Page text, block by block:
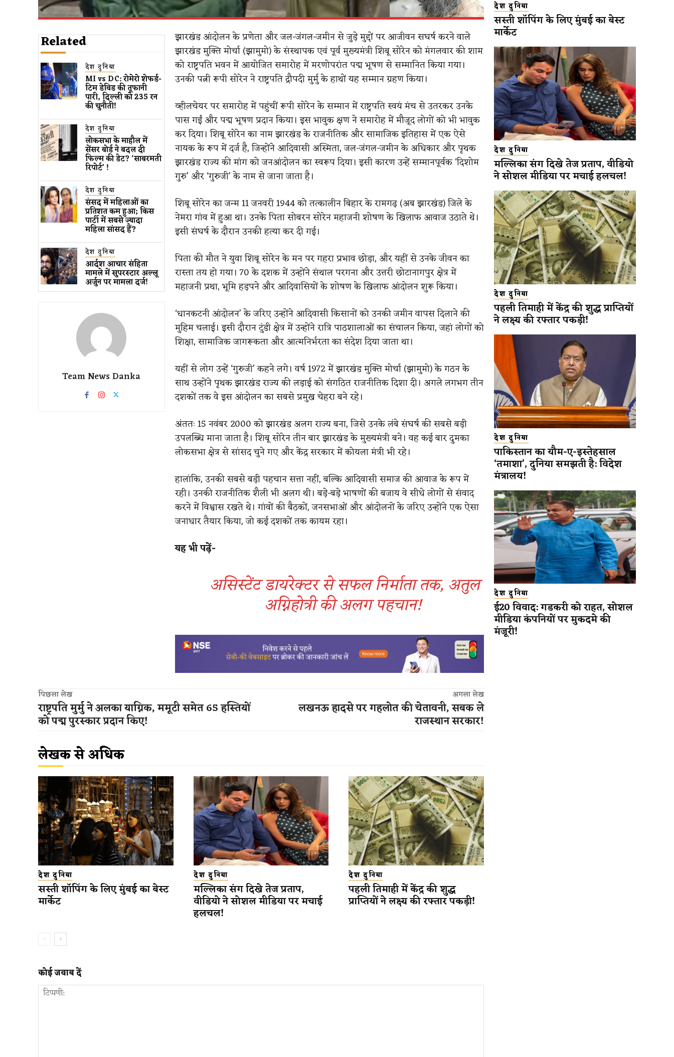
Related
देश दुनिया
MI vs DC: रोमेरो शेफर्ड-
टिम डेविड की तूफानी
पारी, दिल्ली को 235 रन
की चुनौती!
देश दुनिया
लोकसभा के माहौल में
सेंसर बोर्ड ने बदल दी
फिल्म की डेट? ‘साबरमती
रिपोर्ट’ !
देश दुनिया
संसद में महिलाओं का
प्रतिशत कम ​हुआ​; किस
पार्टी में सबसे ज्यादा
महिला सांसद हैं?
देश दुनिया
आर्दश आचार संहिता
मामले में सुपरस्टार अल्लू
अर्जुन पर मामला दर्ज!
Team News Danka
झारखंड आंदोलन के प्रणेता और जल-जंगल-जमीन से जुड़े मुद्दों पर आजीवन सघर्ष करने वाले
झारखंड मुक्ति मोर्चा (झामुमो) के संस्थापक एवं पूर्व मुख्यमंत्री शिबू सोरेन को मंगलवार की शाम
को राष्ट्रपति भवन में आयोजित समारोह में मरणोपरांत पद्म भूषण से सम्मानित किया गया।
उनकी पत्नी रूपी सोरेन ने राष्ट्रपति द्रौपदी मुर्मु के हाथों यह सम्मान ग्रहण किया।
व्हीलचेयर पर समारोह में पहुंचीं रूपी सोरेन के सम्मान में राष्ट्रपति स्वयं मंच से उतरकर उनके
पास गईं और पद्म भूषण प्रदान किया। इस भावुक क्षण ने समारोह में मौजूद लोगों को भी भावुक
कर दिया।शिबू सोरेन का नाम झारखंड के राजनीतिक और सामाजिक इतिहास में एक ऐसे
नायक के रूप में दर्ज है, जिन्होंने आदिवासी अस्मिता, जल-जंगल-जमीन के अधिकार और पृथक
झारखंड राज्य की मांग को जनआंदोलन का स्वरूप दिया। इसी कारण उन्हें सम्मानपूर्वक ‘दिशोम
गुरु’ और ‘गुरुजी’ के नाम से जाना जाता है।
शिबू सोरेन का जन्म 11 जनवरी 1944 को तत्कालीन बिहार के रामगढ़ (अब झारखंड) जिले के
नेमरा गांव में हुआ था। उनके पिता सोबरन सोरेन महाजनी शोषण के खिलाफ आवाज उठाते थे।
इसी संघर्ष के दौरान उनकी हत्या कर दी गई।
पिता की मौत ने युवा शिबू सोरेन के मन पर गहरा प्रभाव छोड़ा, और यहीं से उनके जीवन का
रास्ता तय हो गया। 70 के दशक में उन्होंने संथाल परगना और उत्तरी छोटानागपुर क्षेत्र में
महाजनी प्रथा, भूमि हड़पने और आदिवासियों के शोषण के खिलाफ आंदोलन शुरू किया।
‘धानकटनी आंदोलन’ के जरिए उन्होंने आदिवासी किसानों को उनकी जमीन वापस दिलाने की
मुहिम चलाई। इसी दौरान टुंडी क्षेत्र में उन्होंने रात्रि पाठशालाओं का संचालन किया, जहां लोगों को
शिक्षा, सामाजिक जागरूकता और आत्मनिर्भरता का संदेश दिया जाता था।
यहीं से लोग उन्हें ‘गुरुजी’ कहने लगे। वर्ष 1972 में झारखंड मुक्ति मोर्चा (झामुमो) के गठन के
साथ उन्होंने पृथक झारखंड राज्य की लड़ाई को संगठित राजनीतिक दिशा दी। अगले लगभग तीन
दशकों तक वे इस आंदोलन का सबसे प्रमुख चेहरा बने रहे।
अंततः 15 नवंबर 2000 को झारखंड अलग राज्य बना, जिसे उनके लंबे संघर्ष की सबसे बड़ी
उपलब्धि माना जाता है। शिबू सोरेन तीन बार झारखंड के मुख्यमंत्री बने। वह कई बार दुमका
लोकसभा क्षेत्र से सांसद चुने गए और केंद्र सरकार में कोयला मंत्री भी रहे।
हालांकि, उनकी सबसे बड़ी पहचान सत्ता नहीं, बल्कि आदिवासी समाज की आवाज के रूप में
रही। उनकी राजनीतिक शैली भी अलग थी। बड़े-बड़े भाषणों की बजाय वे सीधे लोगों से संवाद
करने में विश्वास रखते थे। गांवों की बैठकों, जनसभाओं और आंदोलनों के जरिए उन्होंने एक ऐसा
जनाधार तैयार किया, जो कई दशकों तक कायम रहा।
​यह भी पढ़ें-
असिस्टेंट डायरेक्टर से सफल निर्माता तक, अतुल
अग्निहोत्री की अलग पहचान!
पिछला लेख
​राष्ट्रपति मुर्मु ने अलका याग्निक, ममूटी समेत 65 हस्तियों
को पद्म पुरस्कार प्रदान किए​!
अगला लेख
लखनऊ हादसे पर गहलोत की चेतावनी, सबक ले
राजस्थान सरकार!
लेखक से अधिक
देश दुनिया
सस्ती शॉपिंग के लिए मुंबई का बेस्ट
मार्केट
देश दुनिया
मल्लिका संग दिखे तेज प्रताप,
वीडियो ने सोशल मीडिया पर मचाई
हलचल!
देश दुनिया
पहली तिमाही में केंद्र की शुद्ध
प्राप्तियों ने लक्ष्य की रफ्तार पकड़ी!
कोई जवाब दें
देश दुनिया
सस्ती शॉपिंग के लिए मुंबई का बेस्ट
मार्केट
देश दुनिया
मल्लिका संग दिखे तेज प्रताप, वीडियो
ने सोशल मीडिया पर मचाई हलचल!
देश दुनिया
पहली तिमाही में केंद्र की शुद्ध प्राप्तियों
ने लक्ष्य की रफ्तार पकड़ी!
देश दुनिया
पाकिस्तान का यौम-ए-इस्तेहसाल
‘तमाशा’, दुनिया समझती है: विदेश
मंत्रालय!
देश दुनिया
ई20 विवाद: गडकरी को राहत, सोशल
मीडिया कंपनियों पर मुकदमे की
मंजूरी!